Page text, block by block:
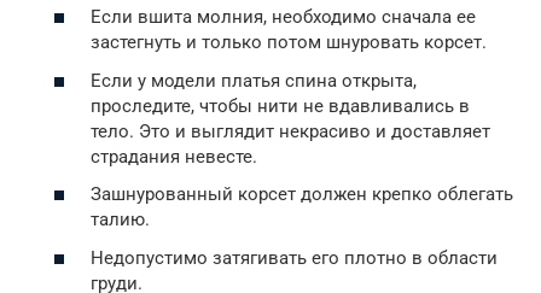
Если вшита молния, необходимо сначала ее
застегнуть и только потом шнуровать корсет.
Если у модели платья спина открыта,
проследите, чтобы нити не вдавливались в
тело. Это и выглядит некрасиво и доставляет
страдания невесте.
Зашнурованный корсет должен крепко облегать
талию.
Недопустимо затягивать его плотно в области
груди.